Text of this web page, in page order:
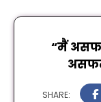
“मैं
SHARE: